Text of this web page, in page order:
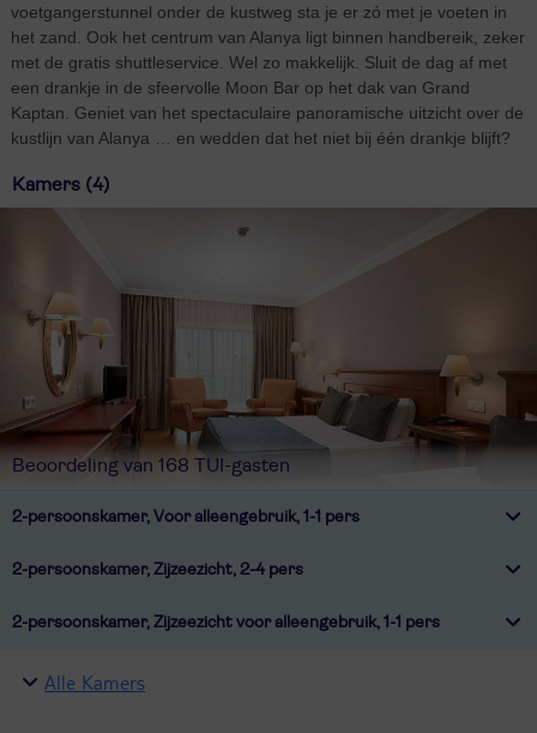
voetgangerstunnel onder de kustweg sta je er zó met je voeten in
het zand. Ook het centrum van Alanya ligt binnen handbereik, zeker
met de gratis shuttleservice. Wel zo makkelijk. Sluit de dag af met
een drankje in de sfeervolle Moon Bar op het dak van Grand
Kaptan. Geniet van het spectaculaire panoramische uitzicht over de
kustlijn van Alanya … en wedden dat het niet bij één drankje blijft?
Kamers (4)
Beoordeling van 168 TUI-gasten
2-persoonskamer, Voor alleengebruik, 1-1 pers
2-persoonskamer, Zijzeezicht, 2-4 pers
2-persoonskamer, Zijzeezicht voor alleengebruik, 1-1 pers
Alle Kamers